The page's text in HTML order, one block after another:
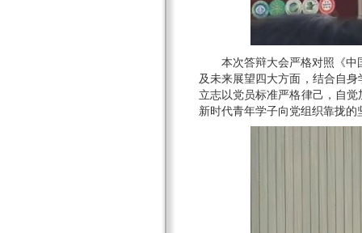
本次答辩大会严格对照《
及未来展望四大方面，结合自
立志以党员标准严格律己，自
新时代青年学子向党组织靠拢